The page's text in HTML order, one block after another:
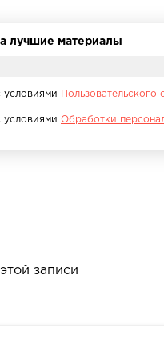
лучшие материалы
Пользовательского
Обработки
записи